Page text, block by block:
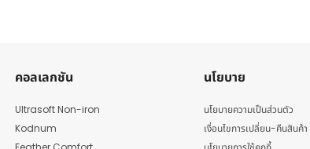
คอลเลกชัน
Ultrasoft Non-iron
Kodnum
นโยบาย
นโยบายความเป็นส่วนตัว
เงื่อนไขการเปลี่ยน-คืนสินค้า